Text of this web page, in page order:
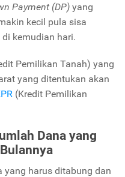
Payment (DP) yang
kecil pula sisa
kemudian hari.
Pemilikan Tanah) yang
yang ditentukan akan
(Kredit Pemilikan
Dana yang
yang harus ditabung dan